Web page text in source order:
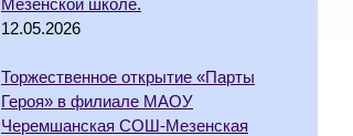
Мезенской школе.
12.05.2026
Торжественное открытие «Парты
Героя» в филиале МАОУ
Черемшанская СОШ-Мезенская